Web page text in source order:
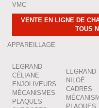
VMC
VENTE EN LIGNE DE
TOUS
APPAREILLAGE
LEGRAND
CÉLIANE
ENJOLIVEURS
MÉCANISMES
PLAQUES
LEGRAND
NILOÉ
CADRES
PLAQUES